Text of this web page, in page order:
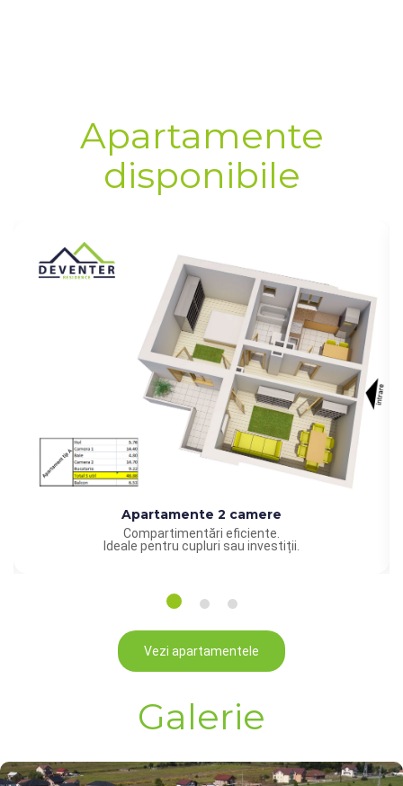
Apartamente
disponibile
Apartamente 2 camere
Compartimentări eficiente.
Ideale pentru cupluri sau investiții.
Vezi apartamentele
Galerie